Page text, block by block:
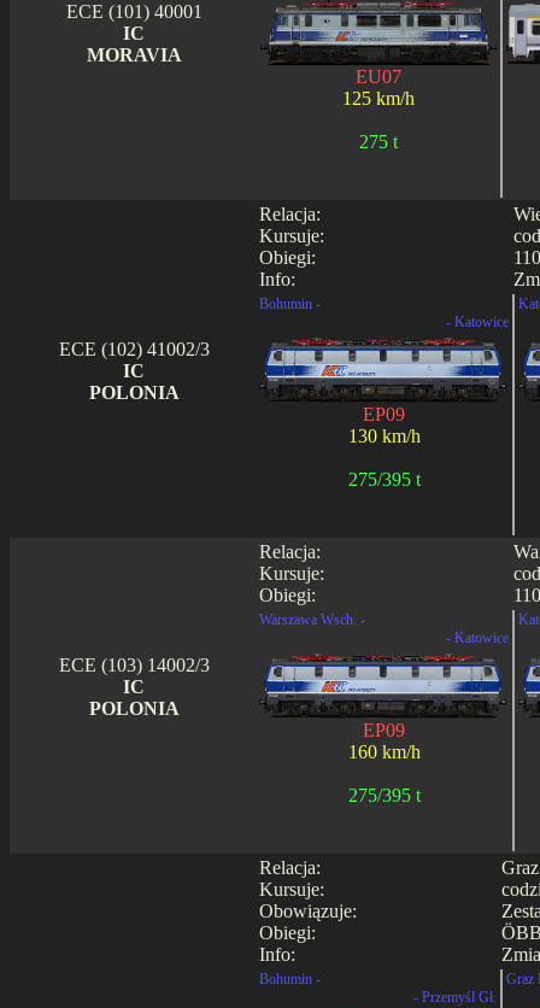
ECE (101) 40001
IC
MORAVIA
EU07
125 km/h
275 t
Relacja:
Kursuje:
Obiegi:
Info:
ECE (102) 41002/3
IC
POLONIA
Bohumin -
- Katowice
EP09
130 km/h
275/395 t
Relacja:
Kursuje:
Obiegi:
ECE (103) 14002/3
IC
POLONIA
Warszawa Wsch. -
- Katowice
EP09
160 km/h
275/395 t
Relacja:
Kursuje:
Obowiązuje:
Obiegi:
Info:
Bohumin -
- Przemyśl Gł.
Graz